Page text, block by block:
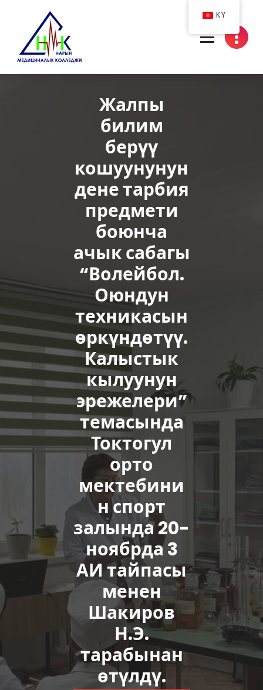
content
Жалпы
билим
берүү
кошуунунун
дене тарбия
предмети
боюнча
ачык сабагы
“Волейбол.
Оюндун
техникасын
өркүндөтүү.
Калыстык
кылуунун
эрежелери”
темасында
Токтогул
орто
мектебини
н спорт
залында 20-
ноябрда 3
АИ тайпасы
менен
Шакиров
Н.Э.
тарабынан
өтүлдү.
KY